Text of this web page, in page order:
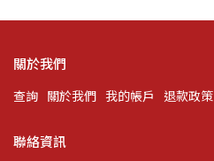
關於我們
查詢 關於我們 我的帳戶 退款政策
聯絡資訊